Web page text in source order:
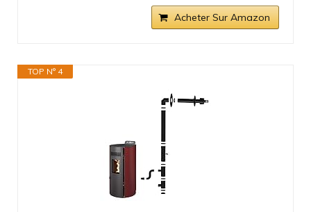
Acheter Sur Amazon
TOP N° 4